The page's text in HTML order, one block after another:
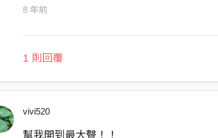
8 年前
1 則回覆
vivi520
幫我開到最大聲！！